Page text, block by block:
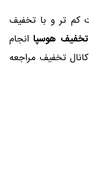
کم تر و با تخفیف
هوسپا انجام
تخفیف مراجعه